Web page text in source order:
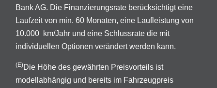
Bank AG. Die Finanzierungsrate berücksichtigt eine
Laufzeit von min. 60 Monaten, eine Laufleistung von
10.000 km/Jahr und eine Schlussrate die mit
individuellen Optionen verändert werden kann.
(E)Die Höhe des gewährten Preisvorteils ist
modellabhängig und bereits im Fahrzeugpreis